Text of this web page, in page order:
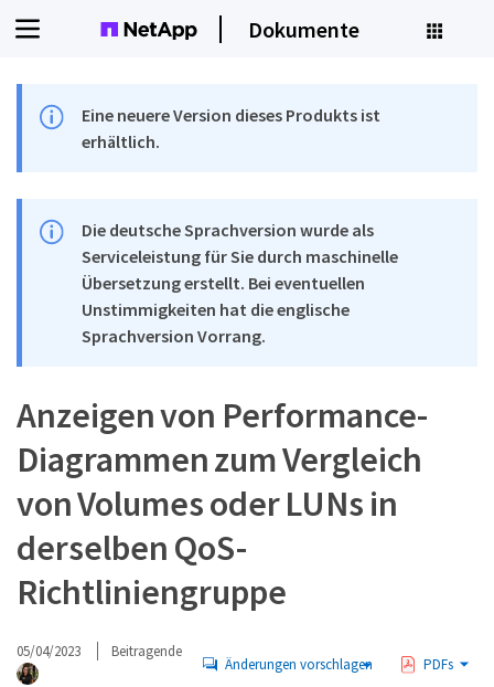
Dokumente
Eine neuere Version dieses Produkts ist
erhältlich.
Die deutsche Sprachversion wurde als
Serviceleistung für Sie durch maschinelle
Übersetzung erstellt. Bei eventuellen
Unstimmigkeiten hat die englische
Sprachversion Vorrang.
Anzeigen von Performance-
Diagrammen zum Vergleich
von Volumes oder LUNs in
derselben QoS-
Richtliniengruppe
05/04/2023 Beitragende
Änderungen vorschlagen PDFs